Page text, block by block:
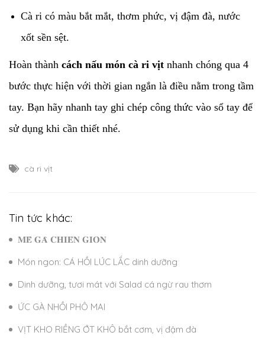
Cà ri có màu bắt mắt, thơm phức, vị đậm đà, nước
xốt sền sệt.
Hoàn thành cách nấu món cà ri vịt nhanh chóng qua 4
bước thực hiện với thời gian ngắn là điều nằm trong tầm
tay. Bạn hãy nhanh tay ghi chép công thức vào sổ tay để
sử dụng khi cần thiết nhé.
cà ri vịt
Tin tức khác:
𝐌𝐄̂̀ 𝐆𝐀̀ 𝐂𝐇𝐈𝐄̂𝐍 𝐆𝐈𝐎̀𝐍
Món ngon: CÁ HỒI LÚC LẮC dinh dưỡng
Dinh dưỡng, tươi mát với Salad cá ngừ rau thơm
ỨC GÀ NHỒI PHÔ MAI
VỊT KHO RIỀNG ỚT KHÔ bắt cơm, vị đậm đà